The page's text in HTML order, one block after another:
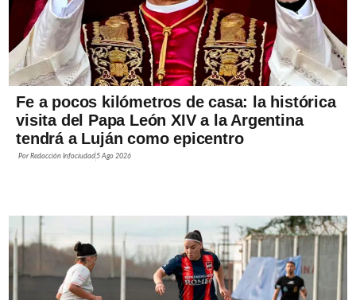
Fe a pocos kilómetros de casa: la histórica
visita del Papa León XIV a la Argentina
tendrá a Luján como epicentro
PorRedacción Infociudad5 Ago 2026